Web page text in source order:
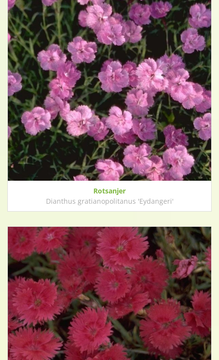
Rotsanjer
Dianthus gratianopolitanus 'Eydangeri'